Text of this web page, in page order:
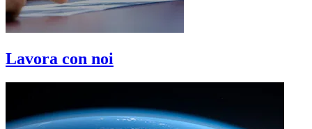
Lavora con noi